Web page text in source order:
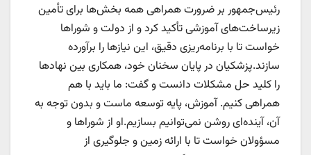
رئیس‌جمهور بر ضرورت همراهی همه بخش‌ها برای تأمین
زیرساخت‌های آموزشی تأکید کرد و از دولت و شوراها
خواست تا با برنامه‌ریزی دقیق، این نیازها را برآورده
سازند.پزشکیان در پایان سخنان خود، همکاری بین نهادها
را کلید حل مشکلات دانست و گفت: ما باید با هم
همراهی کنیم. آموزش، پایه توسعه ماست و بدون توجه به
آن، آینده‌ای روشن نمی‌توانیم بسازیم.او از شوراها و
مسؤولان خواست تا با ارائه زمین و جلوگیری از